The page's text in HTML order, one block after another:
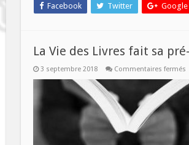
Facebook Twitter Google
La Vie des Livres fait sa
3 septembre 2018 Commentaires fermés